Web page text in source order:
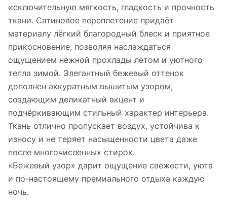
исключительную мягкость, гладкость и прочность
ткани. Сатиновое переплетение придаёт
материалу лёгкий благородный блеск и приятное
прикосновение, позволяя наслаждаться
ощущением нежной прохлады летом и уютного
тепла зимой. Элегантный бежевый оттенок
дополнен аккуратным вышитым узором,
создающим деликатный акцент и
подчёркивающим стильный характер интерьера.
Ткань отлично пропускает воздух, устойчива к
износу и не теряет насыщенности цвета даже
после многочисленных стирок.
«Бежевый узор» дарит ощущение свежести, уюта
и по-настоящему премиального отдыха каждую
ночь.